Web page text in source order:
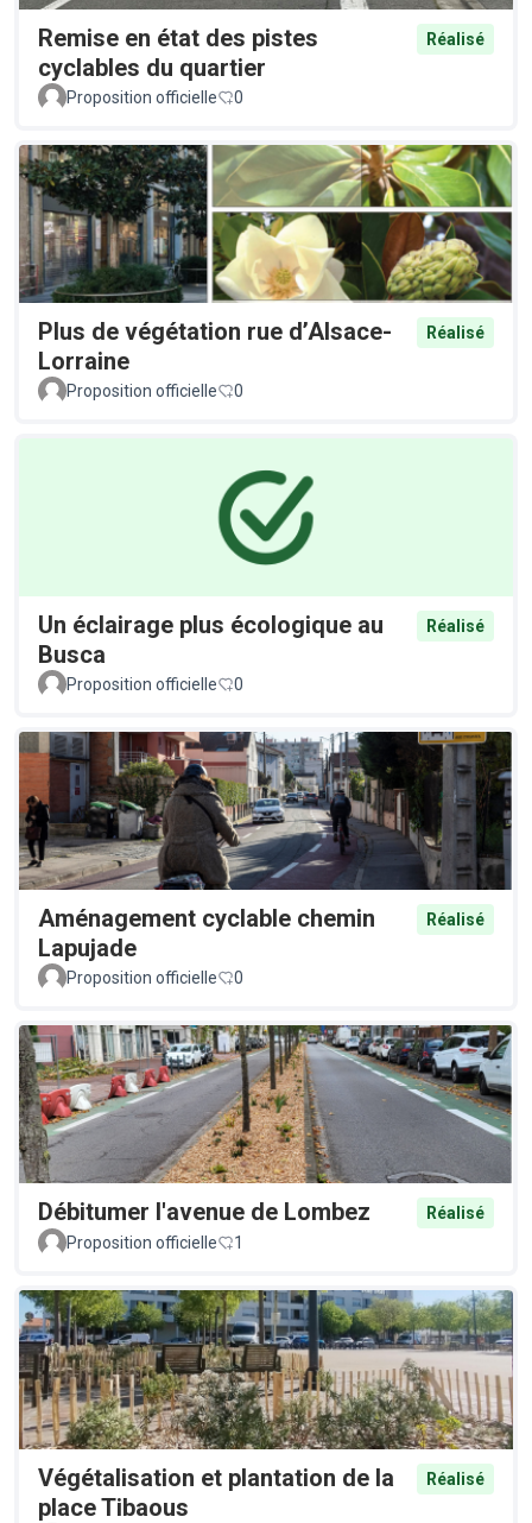
Remise en état des pistes
cyclables du quartier
Réalisé
Proposition officielle 0
Plus de végétation rue d’Alsace-
Lorraine
Réalisé
Proposition officielle 0
Un éclairage plus écologique au
Busca
Réalisé
Proposition officielle 0
Aménagement cyclable chemin
Lapujade
Réalisé
Proposition officielle 0
Débitumer l'avenue de Lombez
Réalisé
Proposition officielle
1
Végétalisation et plantation de la
place Tibaous
Réalisé